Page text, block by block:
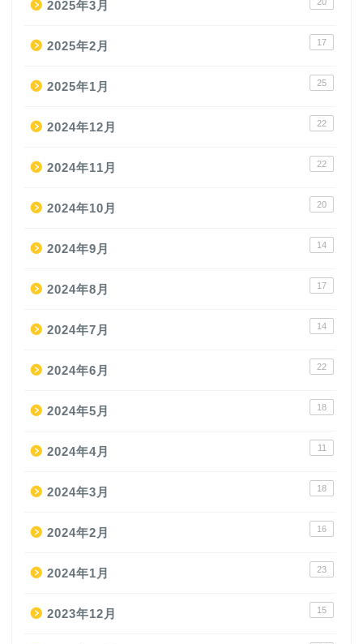
2025年3月
2025年2月 17
2025年1月 25
2024年12月 22
2024年11月 22
2024年10月 20
2024年9月 14
2024年8月 17
2024年7月 14
2024年6月 22
2024年5月 18
2024年4月 11
2024年3月 18
2024年2月 16
2024年1月 23
2023年12月 15